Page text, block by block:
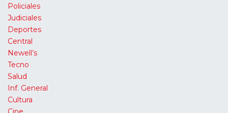
Policiales
Judiciales
Deportes
Central
Newell’s
Tecno
Salud
Inf. General
Cultura